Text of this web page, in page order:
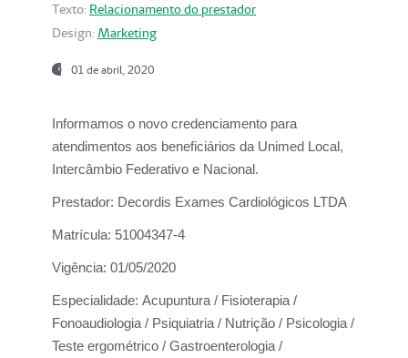
Texto: Relacionamento do prestador
Design: Marketing
01 de abril, 2020
Informamos o novo credenciamento para
atendimentos aos beneficiários da Unimed Local,
Intercâmbio Federativo e Nacional.
Prestador: Decordis Exames Cardiológicos LTDA
Matrícula: 51004347-4
Vigência: 01/05/2020
Especialidade: Acupuntura / Fisioterapia /
Fonoaudiologia / Psiquiatria / Nutrição / Psicologia /
Teste ergométrico / Gastroenterologia /